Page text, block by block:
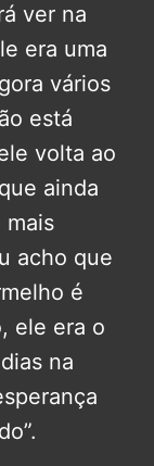
ver na
era uma
vários
está
volta ao
ainda
mais
acho que
é
ele era o
na